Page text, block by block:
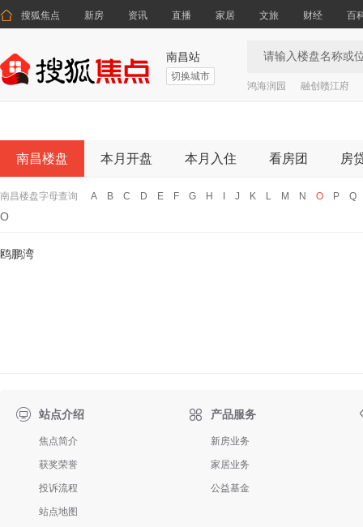
 搜狐焦点 新房 资讯 直播 家居 文旅 财经 百
南昌站
切换城市
鸿海润园
融创赣江府
南昌楼盘 本月开盘 本月入住 看房团 房
南昌楼盘字母查询 A B C D E F G H J K L M N O P Q
O
鸥鹏湾
站点介绍
焦点简介
获奖荣誉
投诉流程
站点地图
 产品服务
新房业务
家居业务
公益基金